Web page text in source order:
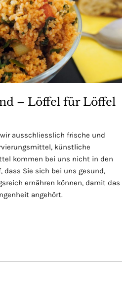
– Löffel für Löffel
ausschliesslich frische und
künstliche
kommen bei uns nicht in den
dass Sie sich bei uns gesund,
ernähren können, damit das
angehört.